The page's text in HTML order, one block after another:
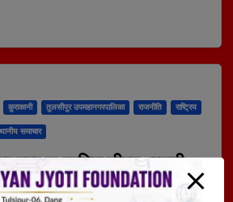
कुराकानी तुलसीपुर उपमहानगरपालिका राजनीति राष्ट्रिय
समाचार
नगर सभापतिमा जीवन भण्डारी
१५:४१ दोर्ण के.सी.